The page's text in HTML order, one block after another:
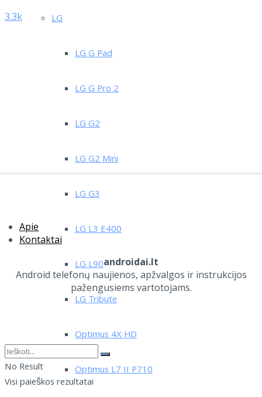
LG
LG G Pad
LG G Pro 2
LG G2
LG G2 Mini
LG G3
LG L3 E400
LG L90
LG Tribute
Optimus 4X HD
Optimus L7 II P710
3.3k
Apie
Kontaktai
androidai.lt
Android telefonų naujienos, apžvalgos ir instrukcijos
pažengusiems vartotojams.
No Result
Visi paieškos rezultatai